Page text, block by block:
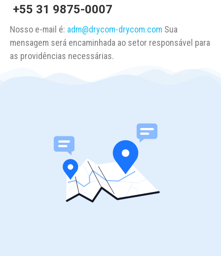
+55 31 9875-0007
Nosso e-mail é: adm@drycom-drycom.com Sua
mensagem será encaminhada ao setor responsável para
as providências necessárias.